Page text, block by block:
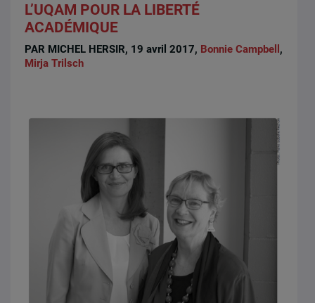
L’UQAM POUR LA LIBERTÉ
ACADÉMIQUE
PAR MICHEL HERSIR, 19 avril 2017, Bonnie Campbell ,
Mirja Trilsch